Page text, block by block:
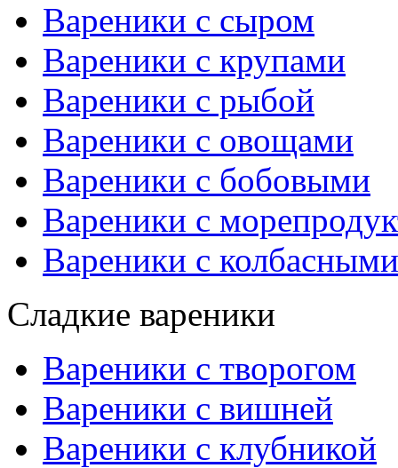
Вареники с сыром
Вареники с крупами
Вареники с рыбой
Вареники с овощами
Вареники с бобовыми
Вареники с
Вареники с
Сладкие вареники
Вареники с творогом
Вареники с вишней
Вареники с клубникой